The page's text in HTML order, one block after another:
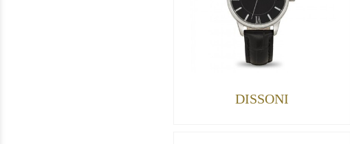
DISSONI